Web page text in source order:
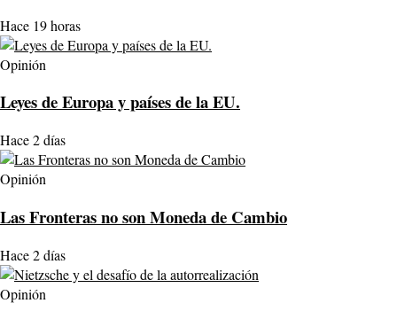
Hace 19 horas
Opinión
Leyes de Europa y países de la EU.
Hace 2 días
Opinión
Las Fronteras no son Moneda de Cambio
Hace 2 días
Opinión